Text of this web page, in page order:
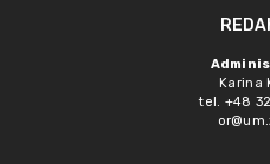
Karina
tel. +48